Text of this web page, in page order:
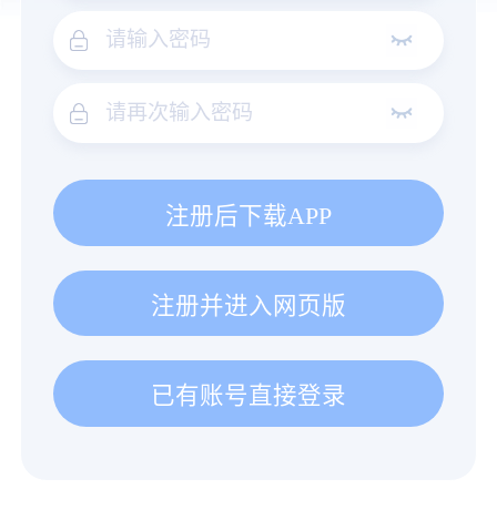
注册后下载APP
注册并进入网页版
已有账号直接登录